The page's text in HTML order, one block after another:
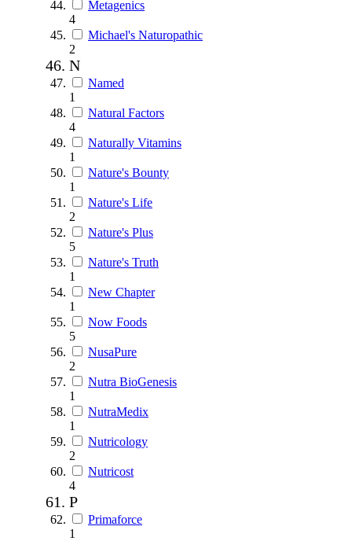
Metagenics
4
Michael's Naturopathic
2
N
Named
1
Natural Factors
4
Naturally Vitamins
1
Nature's Bounty
1
Nature's Life
2
Nature's Plus
5
Nature's Truth
1
New Chapter
1
Now Foods
5
NusaPure
2
Nutra BioGenesis
1
NutraMedix
1
Nutricology
2
Nutricost
4
P
Primaforce
1